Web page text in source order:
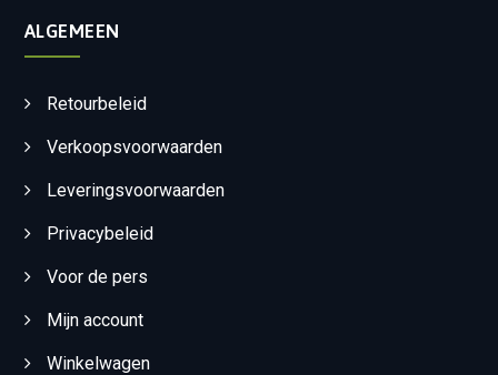
ALGEMEEN
Retourbeleid
Verkoopsvoorwaarden
Leveringsvoorwaarden
Privacybeleid
Voor de pers
Mijn account
Winkelwagen